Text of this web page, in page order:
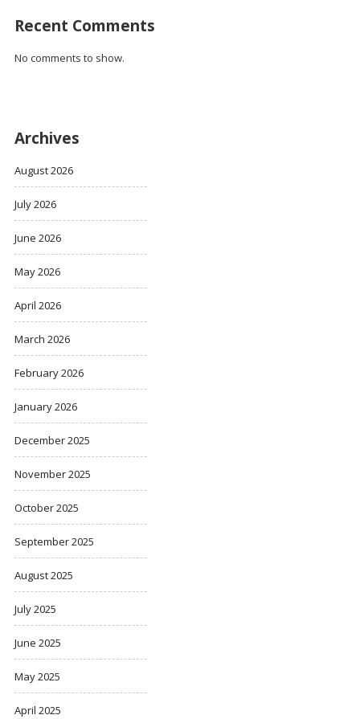
Recent Comments
No comments to show.
Archives
August 2026
July 2026
June 2026
May 2026
April 2026
March 2026
February 2026
January 2026
December 2025
November 2025
October 2025
September 2025
August 2025
July 2025
June 2025
May 2025
April 2025